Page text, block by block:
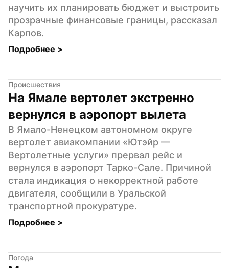
научить их планировать бюджет и выстроить
прозрачные финансовые границы, рассказал
Карпов.
Подробнее >
Происшествия
На Ямале вертолет экстренно
вернулся в аэропорт вылета
В Ямало-Ненецком автономном округе
вертолет авиакомпании «Ютэйр —
Вертолетные услуги» прервал рейс и
вернулся в аэропорт Тарко-Сале. Причиной
стала индикация о некорректной работе
двигателя, сообщили в Уральской
транспортной прокуратуре.
Подробнее >
Погода